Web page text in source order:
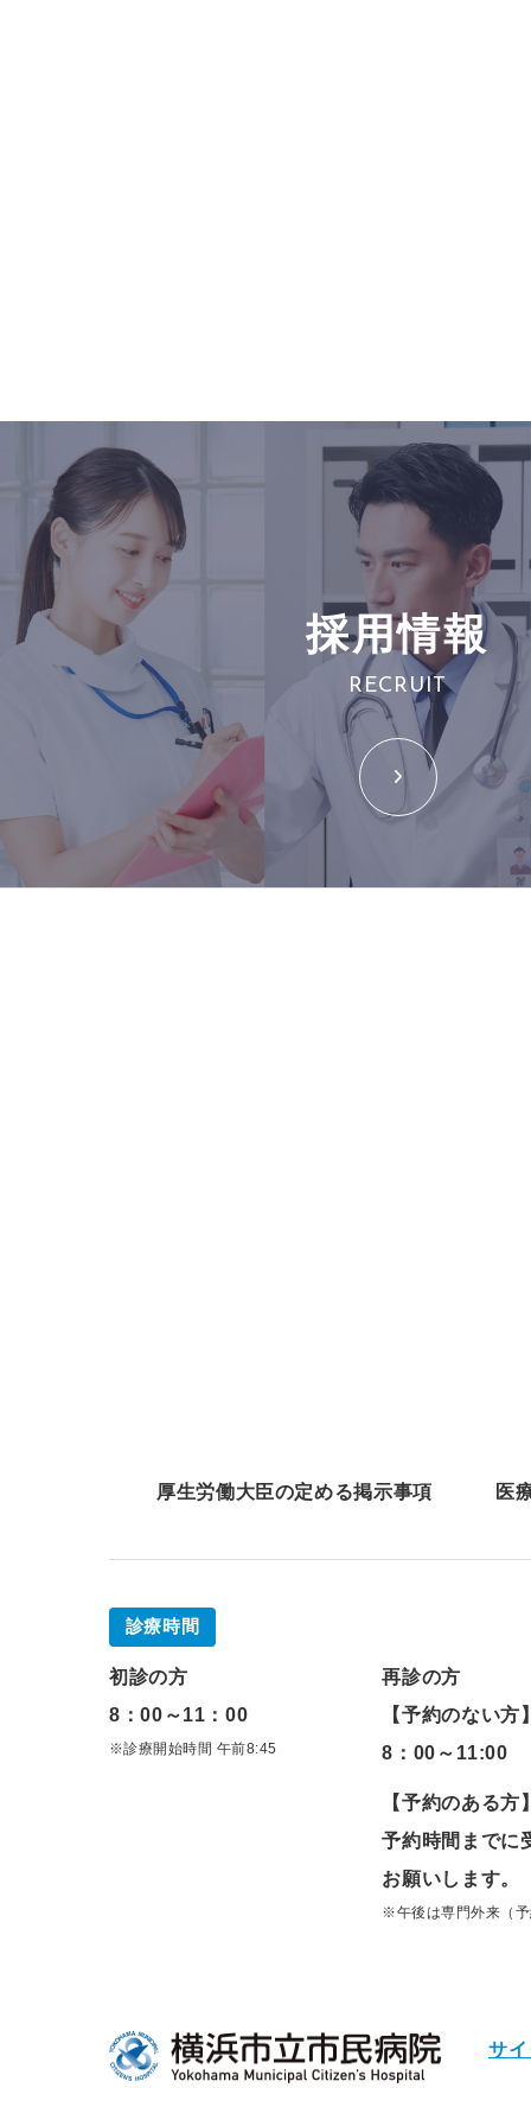
採用情報
RECRUIT
厚生労働大臣の定める掲示事項 医
診療時間
初診の方
8：00～11：00
※診療開始時間 午前8:45
再診の方
【予約のない方
8：00～11:00
【予約のある方
予約時間までに
お願いします。
※午後は専門外来（
サ